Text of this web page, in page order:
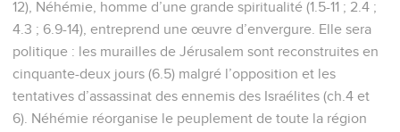
12), Néhémie, homme d’une grande spiritualité (1.5-11 ; 2.4 ;
4.3 ; 6.9-14), entreprend une œuvre d’envergure. Elle sera
politique : les murailles de Jérusalem sont reconstruites en
cinquante-deux jours (6.5) malgré l’opposition et les
tentatives d’assassinat des ennemis des Israélites (ch.4 et
6). Néhémie réorganise le peuplement de toute la région